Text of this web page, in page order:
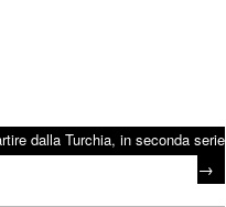
dalla Turchia, in seconda serie
→